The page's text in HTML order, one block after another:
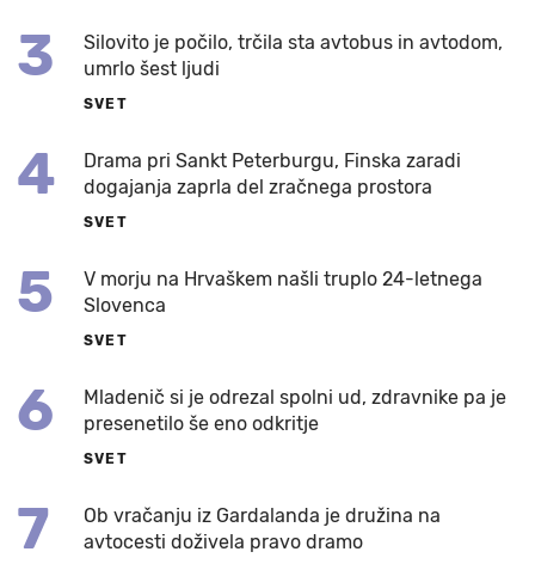
3
Silovito je počilo, trčila sta avtobus in avtodom,
umrlo šest ljudi
SVET
4
Drama pri Sankt Peterburgu, Finska zaradi
dogajanja zaprla del zračnega prostora
SVET
5
V morju na Hrvaškem našli truplo 24-letnega
Slovenca
SVET
6
Mladenič si je odrezal spolni ud, zdravnike pa je
presenetilo še eno odkritje
SVET
7
Ob vračanju iz Gardalanda je družina na
avtocesti doživela pravo dramo